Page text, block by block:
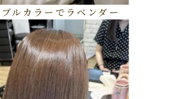
ルカラーでラベンダー